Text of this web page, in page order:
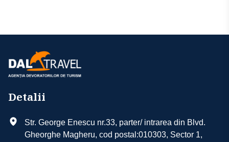
Detalii
Str. George Enescu nr.33, parter/ intrarea din Blvd.
Gheorghe Magheru, cod postal:010303, Sector 1,